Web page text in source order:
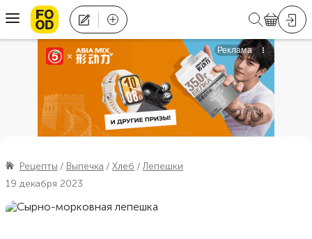
Рецепты Выпечка Хлеб
Лепешки
19 декабря 2023